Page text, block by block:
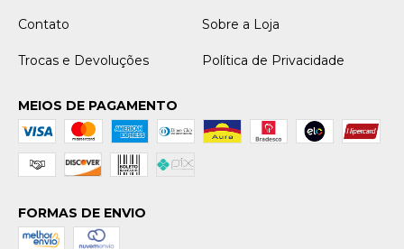
Contato Sobre a Loja
Trocas e Devoluções Política de Privacidade
MEIOS DE PAGAMENTO
FORMAS DE ENVIO